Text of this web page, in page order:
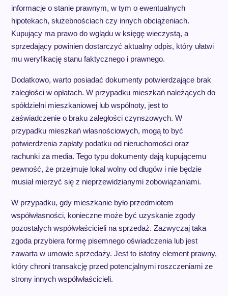
informacje o stanie prawnym, w tym o ewentualnych
hipotekach, służebnościach czy innych obciążeniach.
Kupujący ma prawo do wglądu w księgę wieczystą, a
sprzedający powinien dostarczyć aktualny odpis, który ułatwi
mu weryfikację stanu faktycznego i prawnego.
Dodatkowo, warto posiadać dokumenty potwierdzające brak
zaległości w opłatach. W przypadku mieszkań należących do
spółdzielni mieszkaniowej lub wspólnoty, jest to
zaświadczenie o braku zaległości czynszowych. W
przypadku mieszkań własnościowych, mogą to być
potwierdzenia zapłaty podatku od nieruchomości oraz
rachunki za media. Tego typu dokumenty dają kupującemu
pewność, że przejmuje lokal wolny od długów i nie będzie
musiał mierzyć się z nieprzewidzianymi zobowiązaniami.
W przypadku, gdy mieszkanie było przedmiotem
współwłasności, konieczne może być uzyskanie zgody
pozostałych współwłaścicieli na sprzedaż. Zazwyczaj taka
zgoda przybiera formę pisemnego oświadczenia lub jest
zawarta w umowie sprzedaży. Jest to istotny element prawny,
który chroni transakcję przed potencjalnymi roszczeniami ze
strony innych współwłaścicieli.